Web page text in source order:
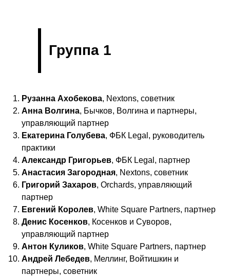
Группа 1
Рузанна Ахобекова, Nextons, советник
Анна Волгина, Бычков, Волгина и партнеры,
управляющий партнер
Екатерина Голубева, ФБК Legal, руководитель
практики
Александр Григорьев, ФБК Legal, партнер
Анастасия Загородная, Nextons, советник
Григорий Захаров, Orchards, управляющий
партнер
Евгений Королев, White Square Partners, партнер
Денис Косенков, Косенков и Суворов,
управляющий партнер
Антон Куликов, White Square Partners, партнер
Андрей Лебедев, Меллинг, Войтишкин и
партнеры, советник